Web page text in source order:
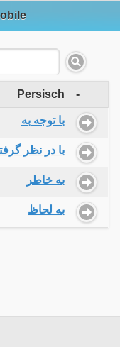
Persisch -
با توجه به
با در نظر
به خاطر
به لحاظ